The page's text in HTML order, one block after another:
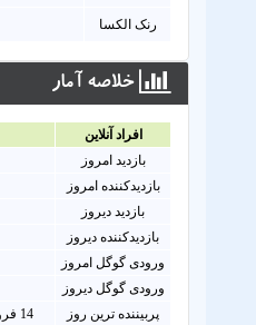
رنک الکسا
خلاصه آمار
افراد آنلاين
بازدید امروز
بازدیدکننده امروز
بازدید دیروز
بازدیدکننده دیروز
ورودی گوگل امروز
ورودی گوگل دیروز
پربیننده ترین روز
14 فروردین 1401